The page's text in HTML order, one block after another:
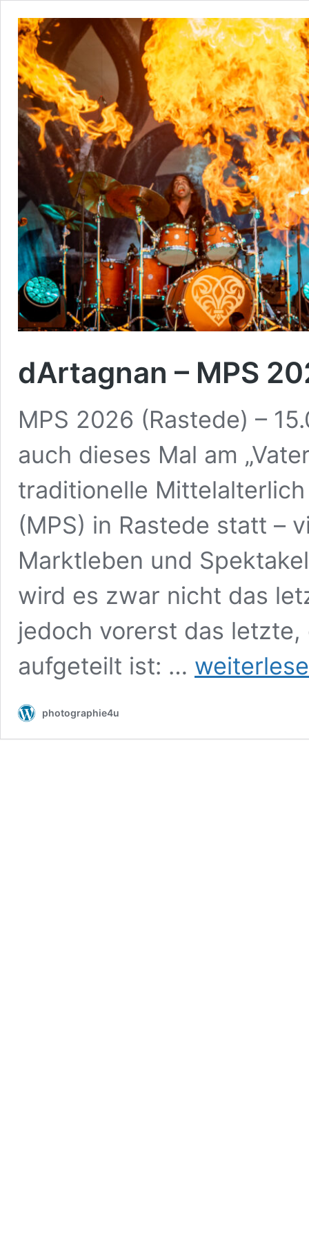
dArtagnan – MPS
MPS 2026 (Rastede) –
auch dieses Mal am
traditionelle
(MPS) in Rastede statt –
Marktleben und
wird es zwar nicht das
jedoch vorerst das
aufgeteilt ist: …
dArtagnan
–
photographie4u